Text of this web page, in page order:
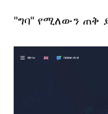
"ግባ" የሚለውን ጠቅ